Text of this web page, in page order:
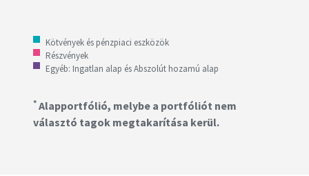
Kötvények és pénzpiaci eszközök
Részvények
Egyéb: Ingatlan alap és Abszolút hozamú alap
* Alapportfólió, melybe a portfóliót nem
választó tagok megtakarítása kerül.